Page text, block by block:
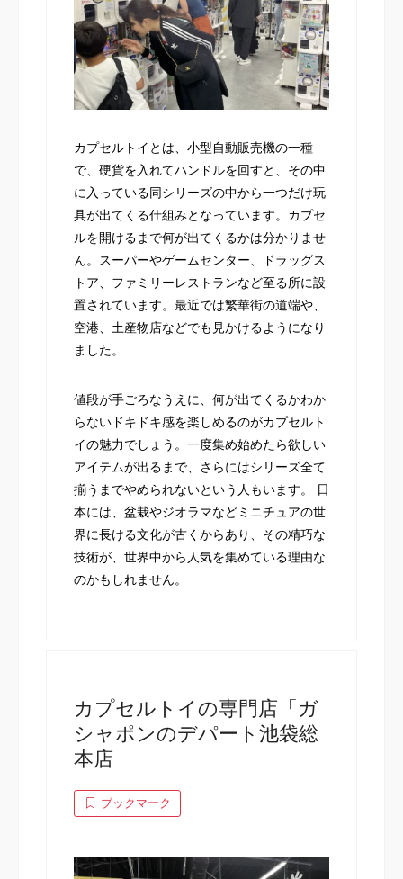
カプセルトイとは、小型自動販売機の一種
で、硬貨を入れてハンドルを回すと、その中
に入っている同シリーズの中から一つだけ玩
具が出てくる仕組みとなっています。カプセ
ルを開けるまで何が出てくるかは分かりませ
ん。スーパーやゲームセンター、ドラッグス
トア、ファミリーレストランなど至る所に設
置されています。最近では繁華街の道端や、
空港、土産物店などでも見かけるようになり
ました。
値段が手ごろなうえに、何が出てくるかわか
らないドキドキ感を楽しめるのがカプセルト
イの魅力でしょう。一度集め始めたら欲しい
アイテムが出るまで、さらにはシリーズ全て
揃うまでやめられないという人もいます。 日
本には、盆栽やジオラマなどミニチュアの世
界に長ける文化が古くからあり、その精巧な
技術が、世界中から人気を集めている理由な
のかもしれません。
カプセルトイの専門店「ガ
シャポンのデパート池袋総
本店」
ブックマーク